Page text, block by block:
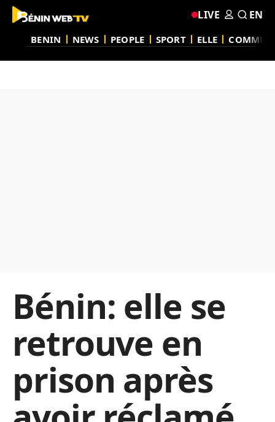
BENIN NEWS PEOPLE SPORT ELLE
LIVE EN
Bénin: elle se
retrouve en
prison après